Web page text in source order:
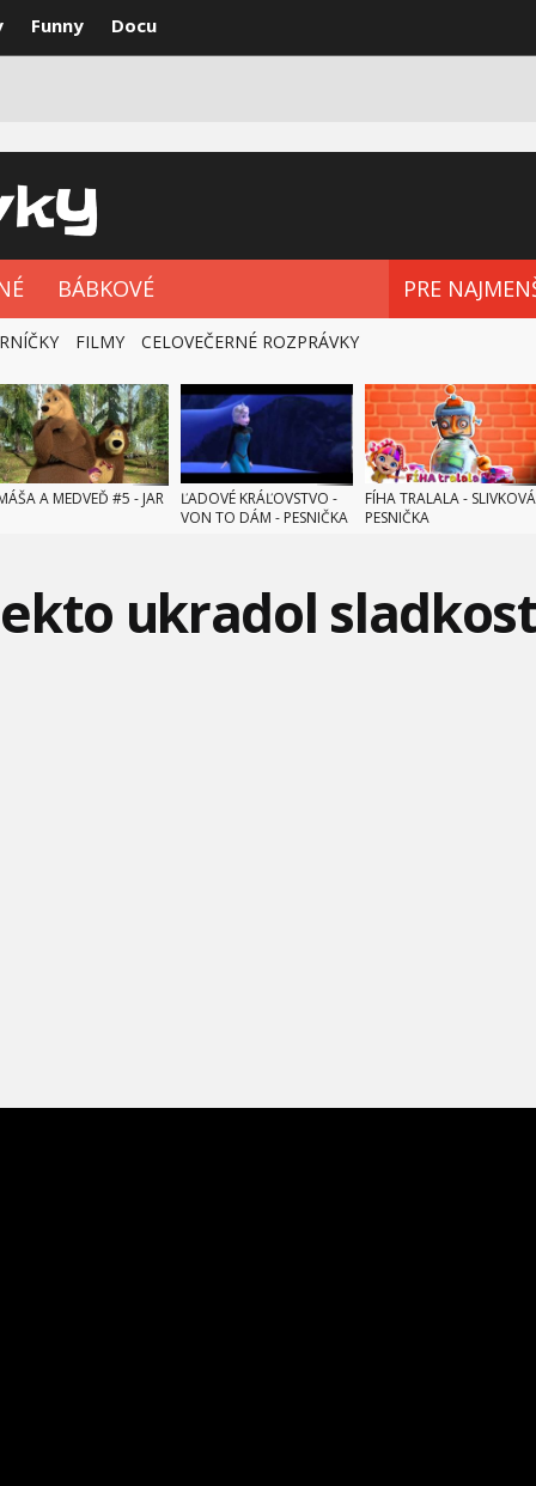
Funny Docu
BÁBKOVÉ PRE
FILMY CELOVEČERNÉ ROZPRÁVKY
A MEDVEĎ #5 - JAR
ĽADOVÉ KRÁĽOVSTVO -
VON TO DÁM - PESNIČKA
FÍHA TRALALA - SLIVKOVÁ
PESNIČKA
ukradol